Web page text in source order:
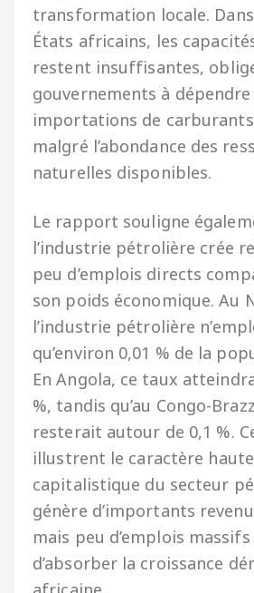
transformation locale.
États africains, les
restent insuffisantes,
gouvernements à dépendre
importations de
malgré l’abondance des
naturelles disponibles.
Le rapport souligne
l’industrie pétrolière crée
peu d’emplois directs
son poids économique. Au
l’industrie pétrolière
qu’environ 0,01 % de la
En Angola, ce taux
%, tandis qu’au Congo-
resterait autour de 0,1 %.
illustrent le caractère
capitalistique du secteur
génère d’importants
mais peu d’emplois
d’absorber la croissance